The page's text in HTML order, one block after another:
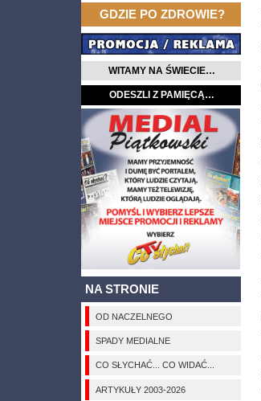
GDZIE PO ZDROWIE?
WITAMY NA ŚWIECIE…
ODESZLI Z PAMIĘCĄ…
NA STRONIE
OD NACZELNEGO
SPADY MEDIALNE
CO SŁYCHAĆ... CO WIDAĆ...
ARTYKUŁY 2003-2026